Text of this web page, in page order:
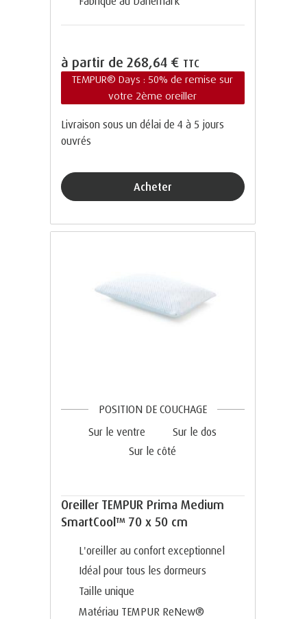
à partir de 268,64 € TTC
TEMPUR® Days : 50% de remise sur
votre 2ème oreiller
Livraison sous un délai de 4 à 5 jours
ouvrés
Acheter
POSITION DE COUCHAGE
Sur le ventre
Sur le dos
Sur le côté
Oreiller TEMPUR Prima Medium
SmartCool™ 70 x 50 cm
L'oreiller au confort exceptionnel
Idéal pour tous les dormeurs
Taille unique
Matériau TEMPUR ReNew®